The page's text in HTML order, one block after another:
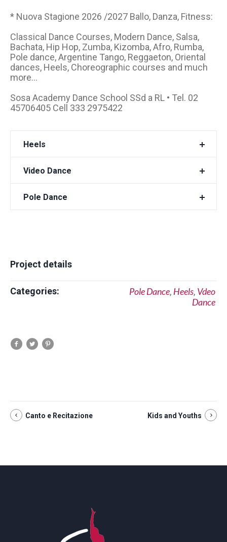
* Nuova Stagione 2026 /2027 Ballo, Danza, Fitness:
Classical Dance Courses, Modern Dance, Salsa,
Bachata, Hip Hop, Zumba, Kizomba, Afro, Rumba,
Pole dance, Argentine Tango, Reggaeton, Oriental
dances, Heels, Choreographic courses and much
more...
Sosa Academy Dance School SSd a RL • Tel. 02
45706405 Cell 333 2975422
Heels
Video Dance
Pole Dance
Project details
Categories: Pole Dance, Heels, Vdeo
Dance
Canto e Recitazione Kids and Youths